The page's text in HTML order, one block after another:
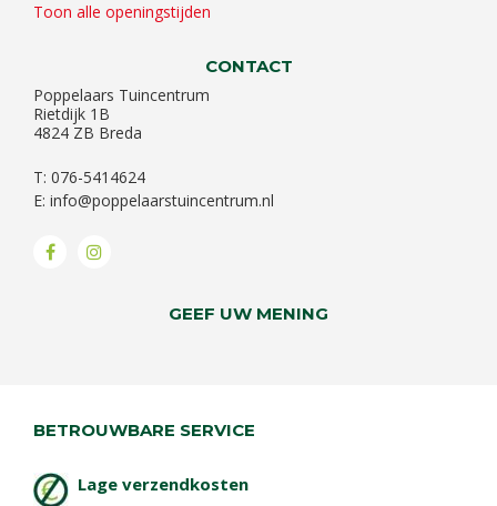
Toon alle openingstijden
CONTACT
Poppelaars Tuincentrum
Rietdijk 1B
4824 ZB Breda
T: 076-5414624
E: info@poppelaarstuincentrum.nl
GEEF UW MENING
BETROUWBARE SERVICE
Lage verzendkosten